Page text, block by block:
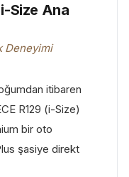
Size Ana
Deneyimi
itibaren
R129 (i-Size)
bir oto
şasiye direkt